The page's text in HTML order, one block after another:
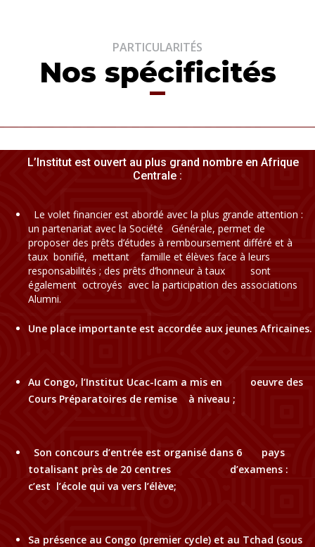
PARTICULARITÉS
Nos spécificités
L’Institut est ouvert au plus grand nombre en Afrique
Centrale :
Le volet financier est abordé avec la plus grande attention :
un partenariat avec la Société Générale, permet de
proposer des prêts d’études à remboursement différé et à
taux bonifié, mettant famille et élèves face à leurs
responsabilités ; des prêts d’honneur à taux sont
également octroyés avec la participation des associations
Alumni.
Une place importante est accordée aux jeunes Africaines.
Au Congo, l’Institut Ucac-Icam a mis en oeuvre des
Cours Préparatoires de remise à niveau ;
Son concours d’entrée est organisé dans 6 pays
totalisant près de 20 centres d’examens :
c’est l’école qui va vers l’élève;
Sa présence au Congo (premier cycle) et au Tchad (sous